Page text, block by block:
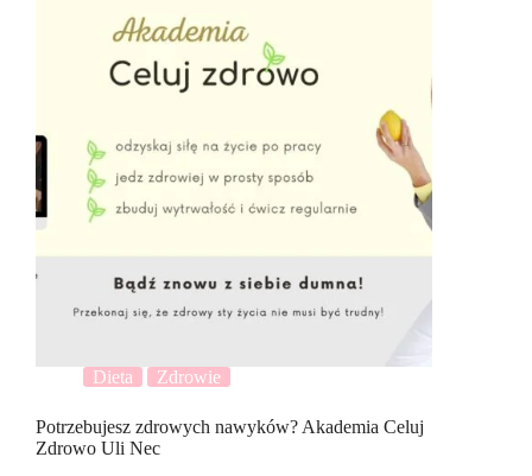
Dieta Zdrowie
Potrzebujesz zdrowych nawyków? Akademia Celuj
Zdrowo Uli Nec